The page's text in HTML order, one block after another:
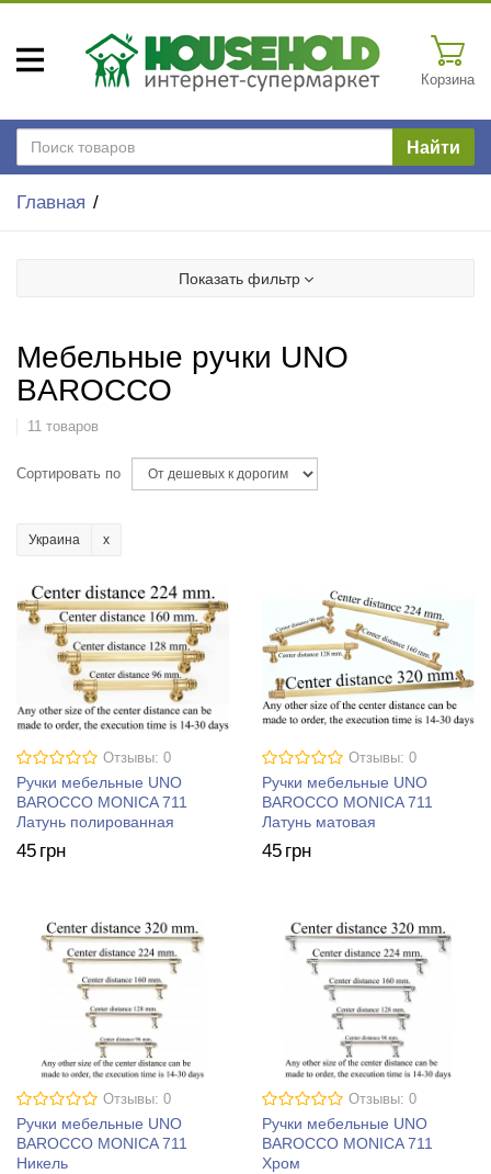
Корзина
Найти
Главная
Показать фильтр
Мебельные ручки UNO
BAROCCO
11 товаров
Сортировать по
Украина
Отзывы: 0
Ручки мебельные UNO
BAROCCO MONICA 711
Латунь полированная
45 грн
Отзывы: 0
Ручки мебельные UNO
BAROCCO MONICA 711
Латунь матовая
45 грн
Отзывы: 0
Ручки мебельные UNO
BAROCCO MONICA 711
Никель
Отзывы: 0
Ручки мебельные UNO
BAROCCO MONICA 711
Хром